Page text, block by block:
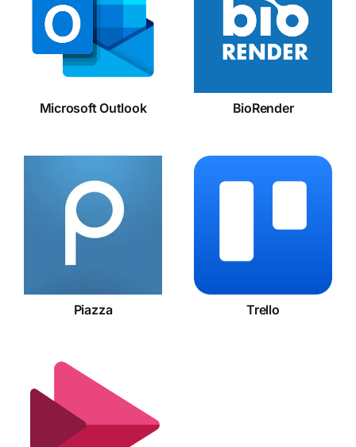
Microsoft
Outlook
Microsoft Outlook
BioRender
BioRender
Piazza
Piazza
Trello
Trello
Microsoft
Stream